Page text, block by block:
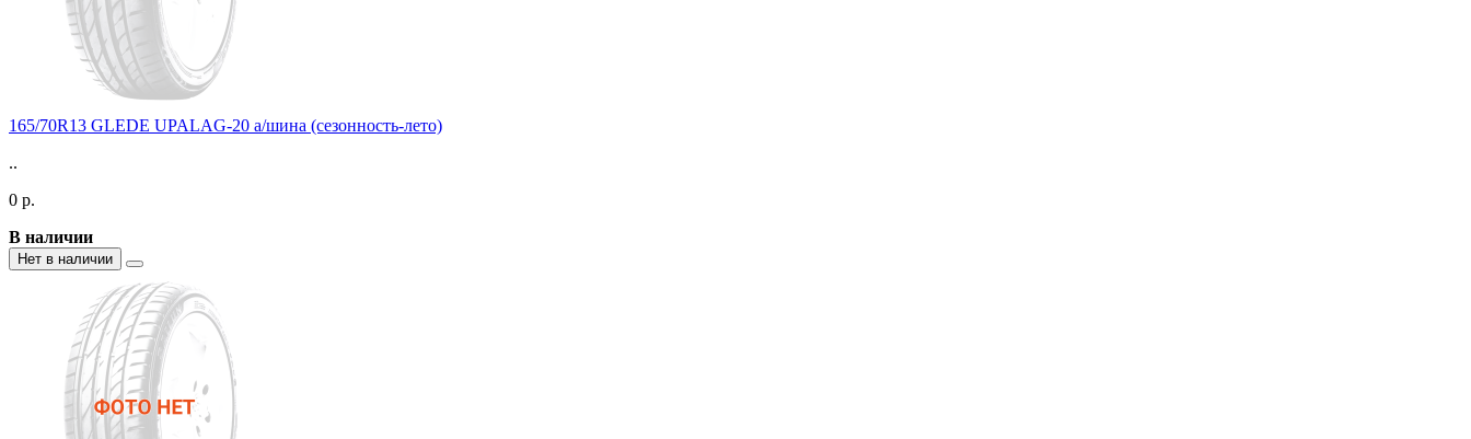
165/70R13 GLEDE UPALAG-20 а/шина (сезонность-лето)
..
0 р.
В наличии
Нет в наличии